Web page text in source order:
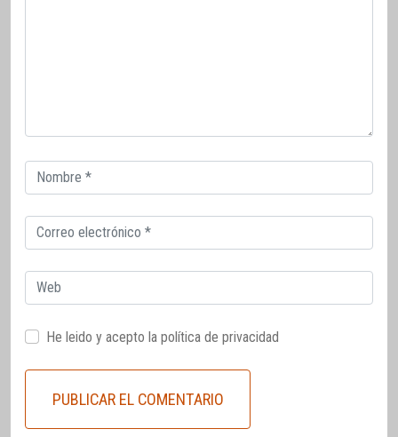
Correo
electrónico
Correo
electrónico
Web
He leido y acepto la política de privacidad